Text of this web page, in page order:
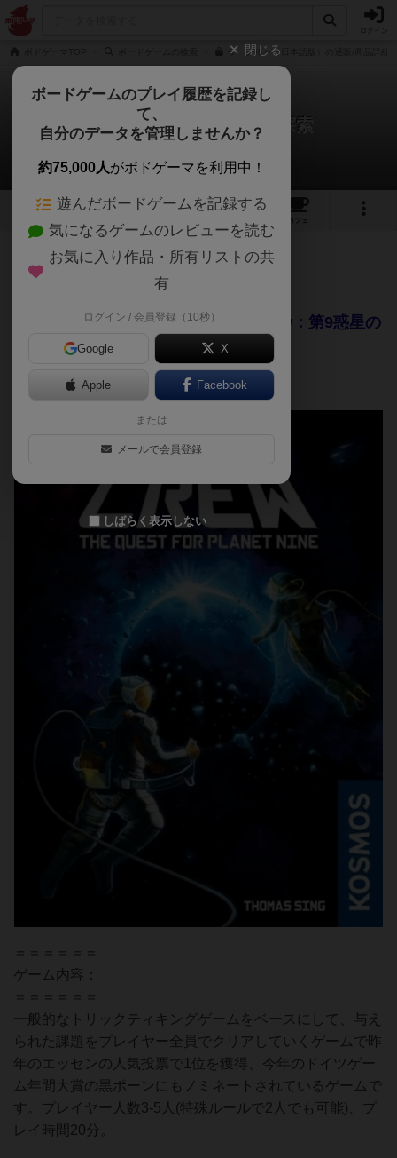
ザ・クルー（日本語版）の通販/商品詳細
ザ・クルー：第９惑星の探索
Masayuki Kunimitsuさんのレビュー
13 4 38
カフェ
371名 2名 0 約6年前
協力型トリックテイキング「The Crew：第9惑星の
ゲーム内容：
一般的なトリックティキングゲームをベースにして、与え
られた課題をプレイヤー全員でクリアしていくゲームで昨
年のエッセンの人気投票で1位を獲得、今年のドイツゲー
ム年間大賞の黒ポーンにもノミネートされているゲームで
す。プレイヤー人数3-5人(特殊ルールで2人でも可能)、プ
レイ時間20分。
閉じる
ボードゲームのプレイ履歴を記録し
て、
自分のデータを管理しませんか？
約75,000人がボドゲーマを利用中！
遊んだボードゲームを記録する
気になるゲームのレビューを読む
お気に入り作品・所有リストの共
有
ログイン / 会員登録（10秒）
Google X
Apple Facebook
または
メールで会員登録
しばらく表示しない